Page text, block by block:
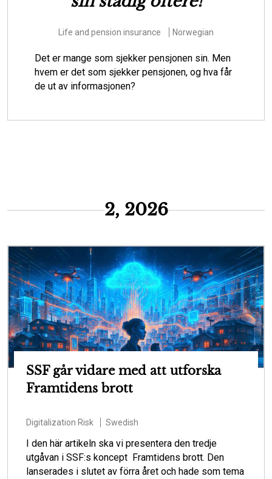
hjælpe borgere i
Environmental issuesRisk Danish
oversvømmer huse, infrastruktur og andre
2, 2026
SSF går vidare med att utforska
Framtidens brott
Digitalization Risk Swedish
I den här artikeln ska vi presentera den tredje
utgåvan i SSF:s koncept Framtidens brott. Den
lanserades i slutet av förra året och hade som tema